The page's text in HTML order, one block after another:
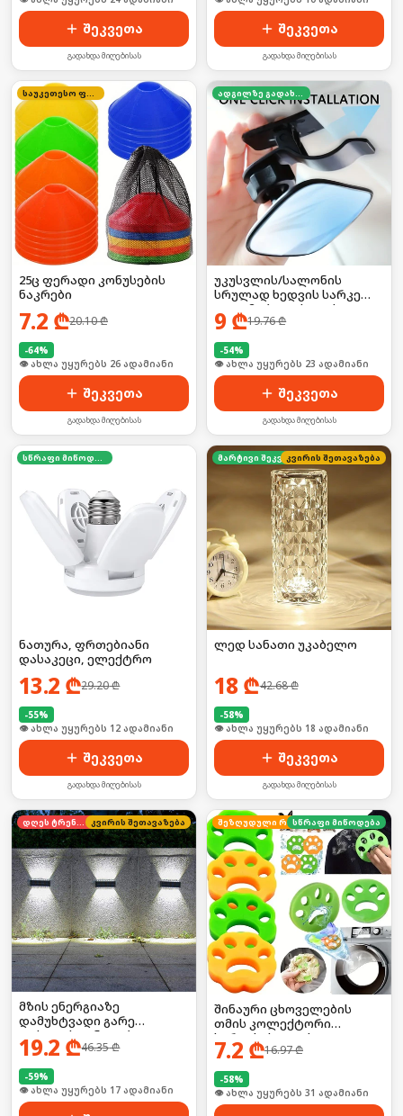
შეკვეთა
გადახდა მიღებისას
შეკვეთა
გადახდა მიღებისას
25ც ფერადი კონუსების
ნაკრები
7.2 ₾20.10₾
-64%
🛒 ბოლო 24სთ-ში იყიდა 34-მა
შეკვეთა
გადახდა მიღებისას
უკუსვლის/სალონის
სრულად ხედვის სარკე
ავტომობილისთვის
9 ₾19.76₾
-54%
🛒 ბოლო 24სთ-ში იყიდა 30-მა
შეკვეთა
გადახდა მიღებისას
ნათურა, ფრთებიანი
დასაკეცი, ელექტრო
13.2 ₾29.20₾
-55%
🛒 ბოლო 24სთ-ში იყიდა 21-მა
შეკვეთა
გადახდა მიღებისას
მარტივი შეკვეთა
კვირის შეთავაზება
ლედ სანათი უკაბელო
18 ₾42.68₾
-58%
🛒 ბოლო 24სთ-ში იყიდა 24-მა
შეკვეთა
გადახდა მიღებისას
კვირის შეთავაზება
მზის ენერგიაზე
დამუხტვადი გარე
ფასადის განათება
19.2 ₾46.35₾
-59%
🛒 ბოლო 24სთ-ში იყიდა 22-მა
შეზღუდული რაოდენობა
სწრაფი მიწოდება
შინაური ცხოველების
თმის კოლექტორი
სარეცხისათვის 2ც
7.2 ₾16.97₾
-58%
🛒 ბოლო 24სთ-ში იყიდა 42-მა